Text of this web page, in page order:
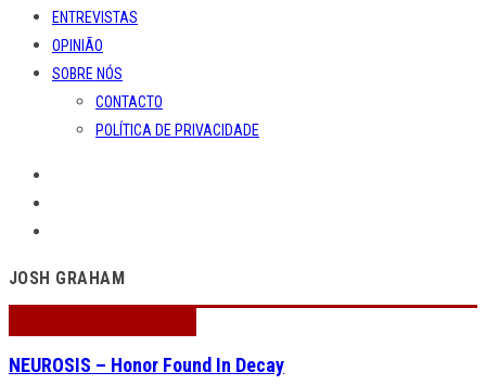
ENTREVISTAS
OPINIÃO
SOBRE NÓS
CONTACTO
POLÍTICA DE PRIVACIDADE
JOSH GRAHAM
NEUROSIS – Honor Found In Decay